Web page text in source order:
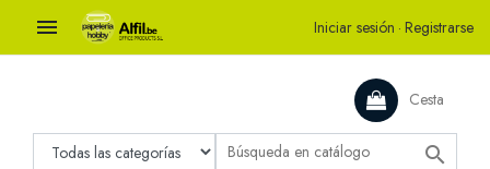
 Iniciar sesión · Registrarse
Cesta
